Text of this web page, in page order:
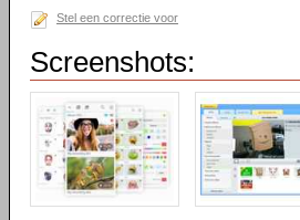
Stel een correctie voor
Screenshots: